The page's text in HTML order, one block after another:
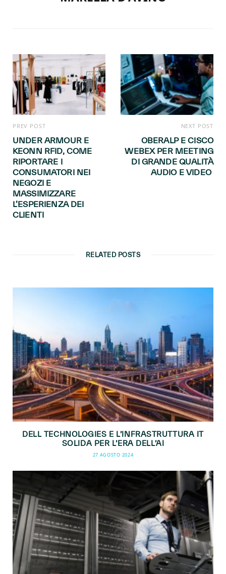
PREV POST
UNDER ARMOUR E
KEONN RFID, COME
RIPORTARE I
CONSUMATORI NEI
NEGOZI E
MASSIMIZZARE
L’ESPERIENZA DEI
CLIENTI
NEXT POST
OBERALP E CISCO
WEBEX PER MEETING
DI GRANDE QUALITÀ
AUDIO E VIDEO
RELATED POSTS
DELL TECHNOLOGIES E L’INFRASTRUTTURA IT
SOLIDA PER L’ERA DELL’AI
27 AGOSTO 2024